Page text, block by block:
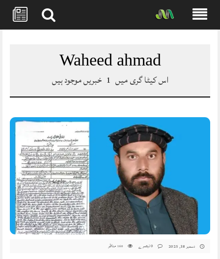
Waheed ahmad
اس کیٹا گری میں 1 خبریں موجود ہیں
دسمبر 18, 2025 160 مناظر